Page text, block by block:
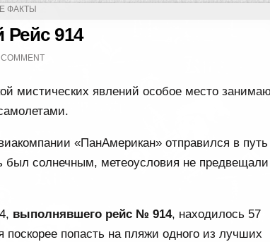
ФАКТЫ
Рейс 914
мистических явлений особое место
«ПанАмерикан» отправился в
солнечным, метеоусловия не предвещали
выполнявшего рейс № 914, находилось 57
попасть на пляжи одного из лучших